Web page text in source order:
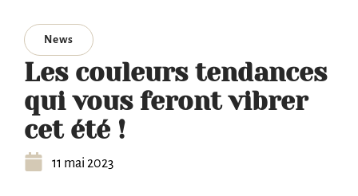
News
Les couleurs tendances
qui vous feront vibrer
cet été !
11 mai 2023